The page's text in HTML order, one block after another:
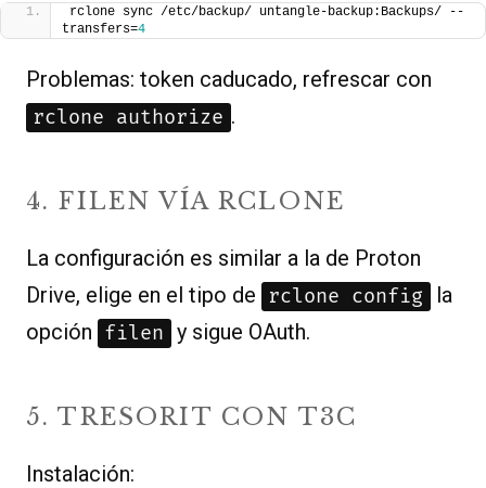
rclone sync /etc/backup/ untangle-backup:Backups/ --
transfers=4
Problemas: token caducado, refrescar con
rclone authorize .
4. FILEN VÍA RCLONE
La configuración es similar a la de Proton
Drive, elige en el tipo de
rclone config
la
opción filen y sigue OAuth.
5. TRESORIT CON T3C
Instalación: